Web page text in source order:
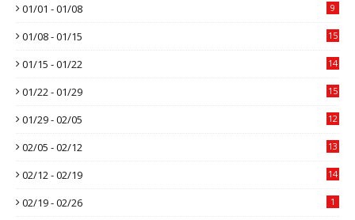
01/01 - 01/08 9
01/08 - 01/15 15
01/15 - 01/22 14
01/22 - 01/29 15
01/29 - 02/05 12
02/05 - 02/12 13
02/12 - 02/19 14
02/19 - 02/26 1